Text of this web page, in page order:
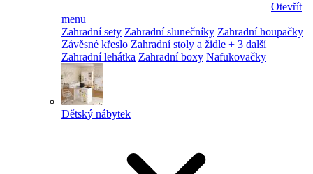
Otevřít
menu
Zahradní sety Zahradní slunečníky Zahradní houpačky
Závěsné křeslo Zahradní stoly a židle + 3 další
Zahradní lehátka Zahradní boxy Nafukovačky
Dětský nábytek